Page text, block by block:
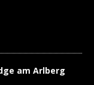
am Arlberg